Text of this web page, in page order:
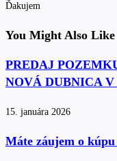
Ďakujem
You Might Also Like
PREDAJ
NOVÁ DUBNICA
15. januára 2026
Máte záujem o